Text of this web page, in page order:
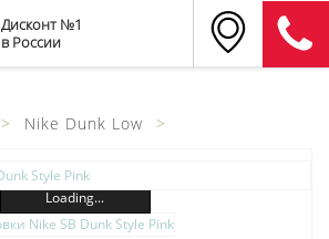
Дисконт №1
в России
Nike Dunk Low
Loading...